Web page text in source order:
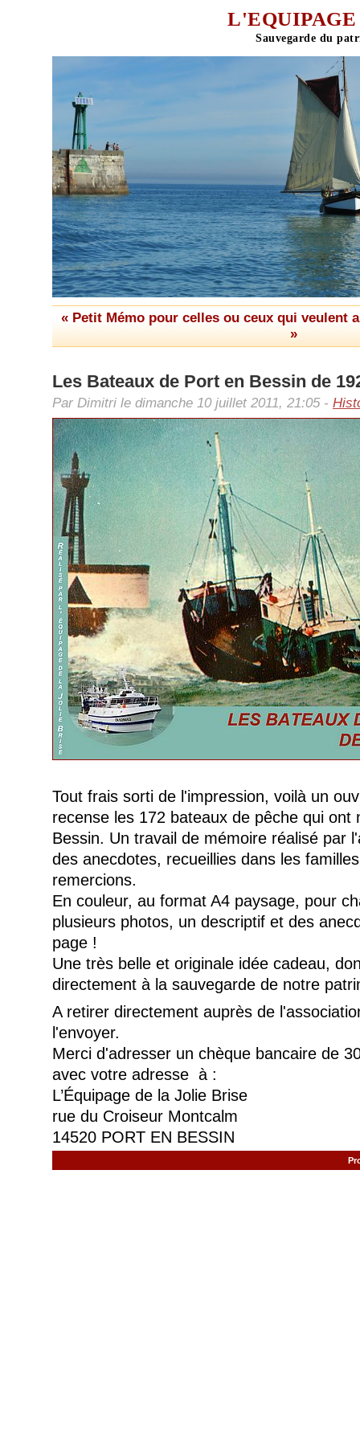
« Petit Mémo pour celles ou ceux qui veulent
»
Les Bateaux de Port en Bessin de
Par Dimitri le dimanche 10 juillet 2011, 21:05 -
Tout frais sorti de l'impression, voilà un
recense les 172 bateaux de pêche qui ont
Bessin. Un travail de mémoire réalisé par
des anecdotes, recueillies dans les
remercions.
En couleur, au format A4 paysage, pour
plusieurs photos, un descriptif et des
page !
Une très belle et originale idée cadeau,
directement à la sauvegarde de notre
A retirer directement auprès de
l'envoyer.
Merci d'adresser un chèque bancaire de
avec votre adresse à :
L’Équipage de la Jolie Brise
rue du Croiseur Montcalm
14520 PORT EN BESSIN